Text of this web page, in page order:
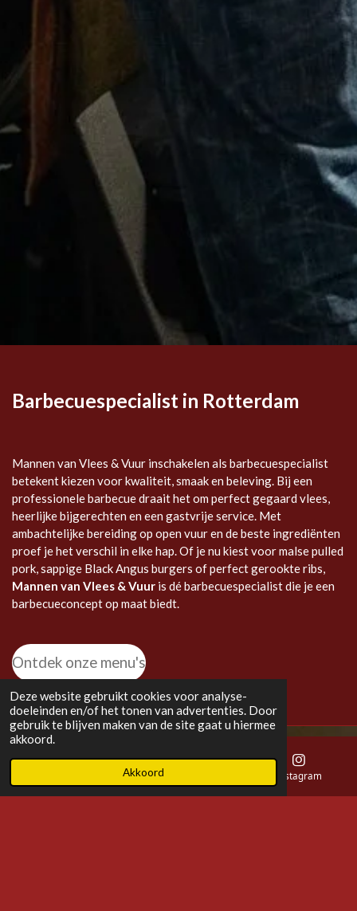
Deze website gebruikt cookies voor analyse-
doeleinden en/of het tonen van advertenties. Door
gebruik te blijven maken van de site gaat u hiermee
akkoord.
Akkoord
Barbecuespecialist in Rotterdam
Mannen van Vlees & Vuur inschakelen als barbecuespecialist
betekent kiezen voor kwaliteit, smaak en beleving. Bij een
professionele barbecue draait het om perfect gegaard vlees,
heerlijke bijgerechten en een gastvrije service. Met
ambachtelijke bereiding op open vuur en de beste ingrediënten
proef je het verschil in elke hap. Of je nu kiest voor malse pulled
pork, sappige Black Angus burgers of perfect gerookte ribs,
Mannen van Vlees & Vuur is dé barbecuespecialist die je een
barbecueconcept op maat biedt.
Ontdek onze menu's
Telefoonnummer Instagram